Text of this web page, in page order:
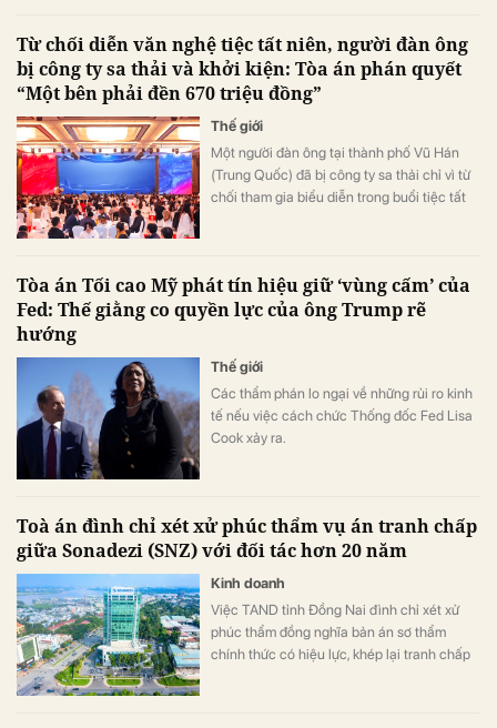
Từ chối diễn văn nghệ tiệc tất niên, người đàn ông
bị công ty sa thải và khởi kiện: Tòa án phán quyết
“Một bên phải đền 670 triệu đồng”
Thế giới
Một người đàn ông tại thành phố Vũ Hán
(Trung Quốc) đã bị công ty sa thải chỉ vì từ
chối tham gia biểu diễn trong buổi tiệc tất
Tòa án Tối cao Mỹ phát tín hiệu giữ ‘vùng cấm’ của
Fed: Thế giằng co quyền lực của ông Trump rẽ
hướng
Thế giới
Các thẩm phán lo ngại về những rủi ro kinh
tế nếu việc cách chức Thống đốc Fed Lisa
Cook xảy ra.
Toà án đình chỉ xét xử phúc thẩm vụ án tranh chấp
giữa Sonadezi (SNZ) với đối tác hơn 20 năm
Kinh doanh
Việc TAND tỉnh Đồng Nai đình chỉ xét xử
phúc thẩm đồng nghĩa bản án sơ thẩm
chính thức có hiệu lực, khép lại tranh chấp